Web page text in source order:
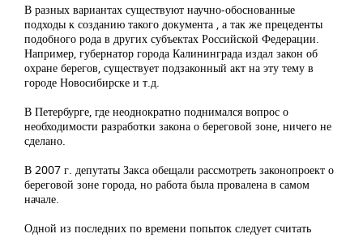
В разных вариантах существуют научно-обоснованные
подходы к созданию такого документа , а так же прецеденты
подобного рода в других субъектах Российской Федерации.
Например, губернатор города Калининграда издал закон об
охране берегов, существует подзаконный акт на эту тему в
городе Новосибирске и т.д.
В Петербурге, где неоднократно поднимался вопрос о
необходимости разработки закона о береговой зоне, ничего не
сделано.
В 2007 г. депутаты Закса обещали рассмотреть законопроект о
береговой зоне города, но работа была провалена в самом
начале.
Одной из последних по времени попыток следует считать